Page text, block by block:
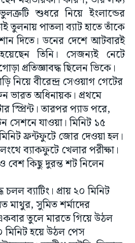
শুধরে নিয়ে ইংলান্ডের
তুলনায় পাতলা ব্যাট হাতে তাঁকে
দিতে। ডনের দেশে আটবারই
তিনি। সেজন্যই নেটে
প্রতিজ্ঞাবদ্ধ ছিলেন ভিকে।
নিয়ে বীরেন্দ্র সেওয়াগ গেটের
ভারত অধিনায়ক। প্রথমে
স্প্রিন্ট। তারপর প্যাড পরে,
সেশনে যাওয়া। মিনিট ১৫
ফ্রন্টফুটে জোর দেওয়া হল।
ব্যাকফুটে খেলার পরীক্ষা।
বেশ কিছু দুরন্ত শট নিলেন
ব্যাটিং। প্রায় ২০ মিনিট
মাথুর, সুমিত শর্মাদের
তুলে মারতে গিয়ে উঠল
মিনিট হয়ে উঠল পেস